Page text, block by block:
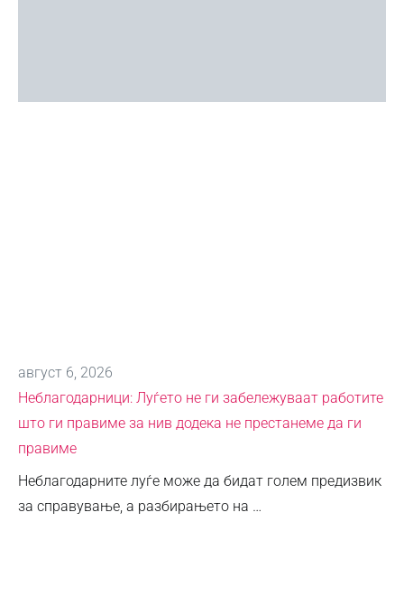
август 6, 2026
Неблагодарници: Луѓето не ги забележуваат работите
што ги правиме за нив додека не престанеме да ги
правиме
Неблагодарните луѓе може да бидат голем предизвик
за справување, а разбирањето на …